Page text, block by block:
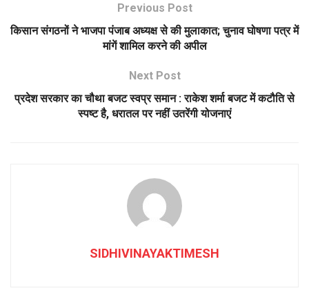
Previous Post
किसान संगठनों ने भाजपा पंजाब अध्यक्ष से की मुलाकात; चुनाव घोषणा पत्र में
मांगें शामिल करने की अपील
Next Post
प्रदेश सरकार का चौथा बजट स्वप्र समान : राकेश शर्मा बजट में कटौति से
स्पष्ट है, धरातल पर नहीं उतरेंगी योजनाएं
SIDHIVINAYAKTIMESH